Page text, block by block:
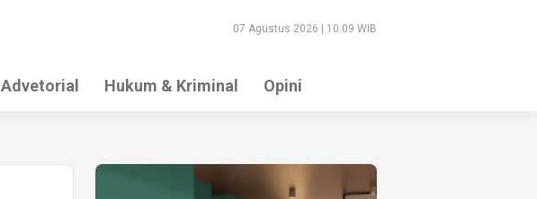
07 Agustus 2026 | 10:09 WIB
Advetorial Hukum & Kriminal Opini